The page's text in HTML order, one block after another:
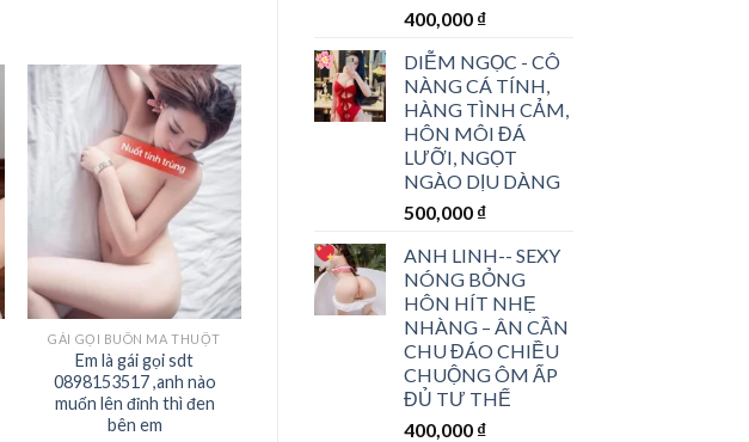
400,000 ₫
DIỄM NGỌC - CÔ
NÀNG CÁ TÍNH,
HÀNG TÌNH CẢM,
HÔN MÔI ĐÁ
LƯỠI, NGỌT
NGÀO DỊU DÀNG
500,000 ₫
ANH LINH-- SEXY
NÓNG BỎNG
HÔN HÍT NHẸ
NHÀNG – ÂN CẦN
CHU ĐÁO CHIỀU
CHUỘNG ÔM ẤP
ĐỦ TƯ THẾ
400,000 ₫
GÁI GỌI BUÔN MA THUỘT
Em là gái gọi sdt
0898153517 ,anh nào
muốn lên đỉnh thì đen
bên em